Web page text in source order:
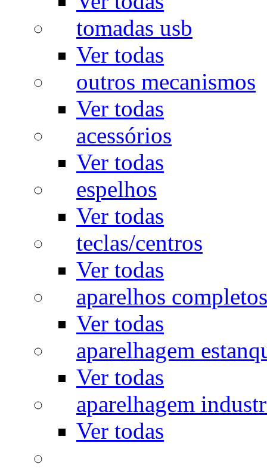
tomadas usb
Ver todas
outros mecanismos
Ver todas
acessórios
Ver todas
espelhos
Ver todas
teclas/centros
Ver todas
aparelhos completos
Ver todas
aparelhagem
Ver todas
aparelhagem
Ver todas